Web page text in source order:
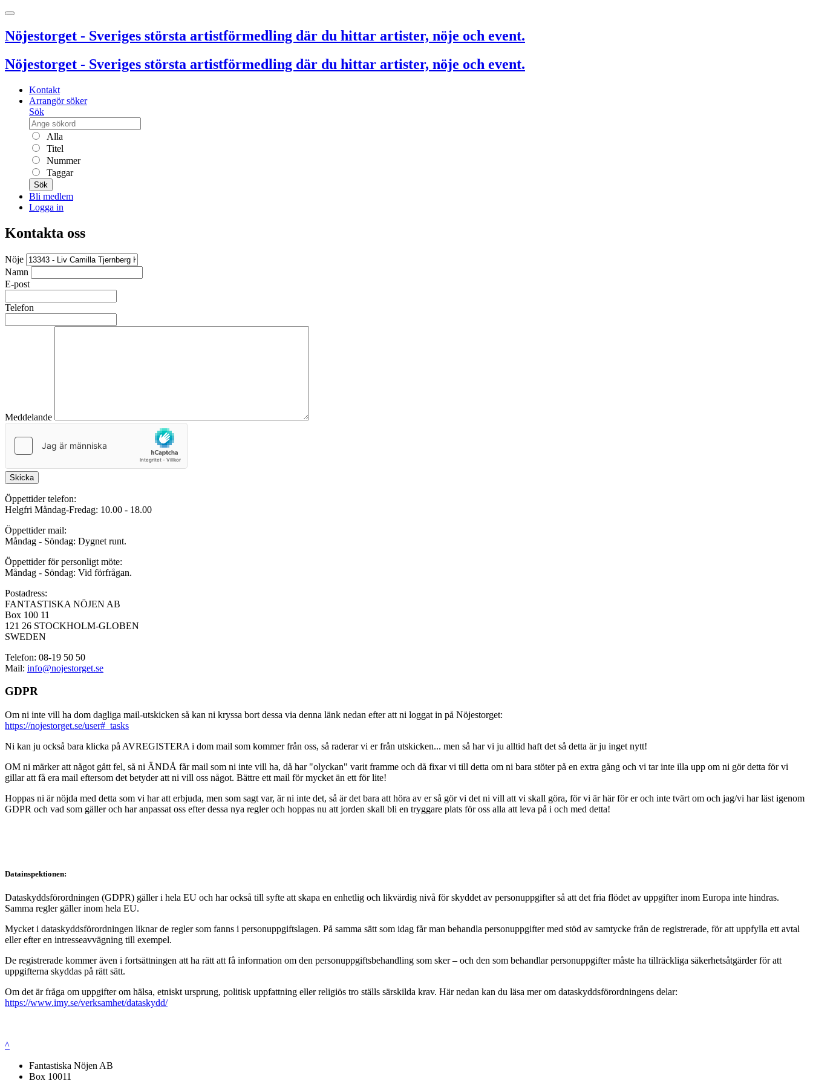
Nöjestorget - Sveriges största artistförmedling där du hittar artister, nöje och event.
Nöjestorget - Sveriges största artistförmedling där du hittar artister, nöje och event.
Kontakt
Arrangör söker
Sök
Alla
Titel
Nummer
Taggar
Sök
Bli medlem
Logga in
Kontakta oss
Nöje
Namn
E-post
Telefon
Meddelande
Skicka
Öppettider telefon:
Helgfri Måndag-Fredag: 10.00 - 18.00
Öppettider mail:
Måndag - Söndag: Dygnet runt.
Öppettider för personligt möte:
Måndag - Söndag: Vid förfrågan.
Postadress:
FANTASTISKA NÖJEN AB
Box 100 11
121 26 STOCKHOLM-GLOBEN
SWEDEN
Telefon: 08-19 50 50
Mail: info@nojestorget.se
GDPR
Om ni inte vill ha dom dagliga mail-utskicken så kan ni kryssa bort dessa via denna länk nedan efter att ni loggat in på Nöjestorget:
https://nojestorget.se/user#_tasks
Ni kan ju också bara klicka på AVREGISTERA i dom mail som kommer från oss, så raderar vi er från utskicken... men så har vi ju alltid haft det så detta är ju inget nytt!
OM ni märker att något gått fel, så ni ÄNDÅ får mail som ni inte vill ha, då har "olyckan" varit framme och då fixar vi till detta om ni bara stöter på en extra gång och vi tar inte illa upp om ni gör detta för vi
gillar att få era mail eftersom det betyder att ni vill oss något. Bättre ett mail för mycket än ett för lite!
Hoppas ni är nöjda med detta som vi har att erbjuda, men som sagt var, är ni inte det, så är det bara att höra av er så gör vi det ni vill att vi skall göra, för vi är här för er och inte tvärt om och jag/vi har läst igenom
GDPR och vad som gäller och har anpassat oss efter dessa nya regler och hoppas nu att jorden skall bli en tryggare plats för oss alla att leva på i och med detta!
Datainspektionen:
Dataskyddsförordningen (GDPR) gäller i hela EU och har också till syfte att skapa en enhetlig och likvärdig nivå för skyddet av personuppgifter så att det fria flödet av uppgifter inom Europa inte hindras.
Samma regler gäller inom hela EU.
Mycket i dataskyddsförordningen liknar de regler som fanns i personuppgiftslagen. På samma sätt som idag får man behandla personuppgifter med stöd av samtycke från de registrerade, för att uppfylla ett avtal
eller efter en intresseavvägning till exempel.
De registrerade kommer även i fortsättningen att ha rätt att få information om den personuppgiftsbehandling som sker – och den som behandlar personuppgifter måste ha tillräckliga säkerhetsåtgärder för att
uppgifterna skyddas på rätt sätt.
Om det är fråga om uppgifter om hälsa, etniskt ursprung, politisk uppfattning eller religiös tro ställs särskilda krav. Här nedan kan du läsa mer om dataskyddsförordningens delar:
https://www.imy.se/verksamhet/dataskydd/
^
Fantastiska Nöjen AB
Box 10011